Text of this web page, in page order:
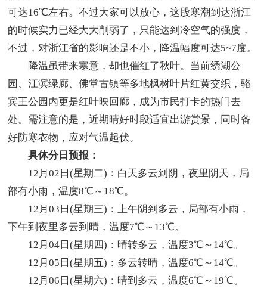
可达16℃左右。不过大家可以放心，这股寒潮到达浙江
的时候实力已经大大削弱了，只能达到冷空气的强度，
不过，对浙江省的影响还是不小，降温幅度可达5~7度。
降温虽带来寒意，却也催红了秋叶。当前绣湖公
园、江滨绿廊、佛堂古镇等多地枫树叶片红黄交织，骆
宾王公园内更是红叶映回廊，成为市民打卡的热门去
处。需注意的是，近期晴好时段适宜出游赏景，同时备
好防寒衣物，应对气温起伏。
具体分日预报：
12月02日(星期二)：白天多云到阴，夜里阴天，局
部有小雨，温度8℃～18℃。
12月03日(星期三)：上午阴到多云，局部有小雨，
下午到夜里多云到晴，温度7℃～13℃。
12月04日(星期四)：晴转多云，温度3℃～14℃。
12月05日(星期五)：多云转晴，温度6℃～14℃。
12月06日(星期六)：晴到多云，温度6℃～19℃。